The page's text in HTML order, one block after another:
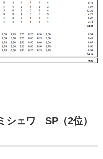
シェワ SP（2位）